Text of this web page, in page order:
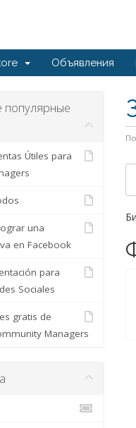
Объявления
популярные
Útiles para
una
en Facebook
para
Sociales
gratis de
Managers